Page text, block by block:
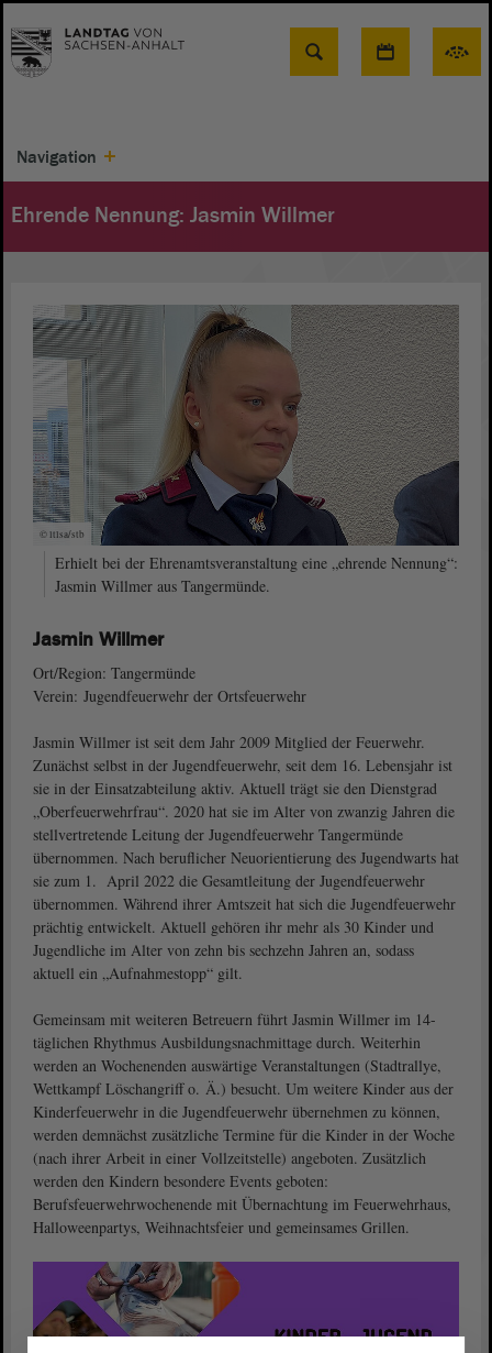
Suche
Navigation
Ehrende Nennung: Jasmin Willmer
© ltlsa/stb
Erhielt bei der Ehrenamtsveranstaltung eine „ehrende Nennung“:
Jasmin Willmer aus Tangermünde.
Jasmin Willmer
Ort/Region: Tangermünde
Verein: Jugendfeuerwehr der Ortsfeuerwehr
Jasmin Willmer ist seit dem Jahr 2009 Mitglied der Feuerwehr.
Zunächst selbst in der Jugendfeuerwehr, seit dem 16. Lebensjahr ist
sie in der Einsatzabteilung aktiv. Aktuell trägt sie den Dienstgrad
„Oberfeuerwehrfrau“. 2020 hat sie im Alter von zwanzig Jahren die
stellvertretende Leitung der Jugendfeuerwehr Tangermünde
übernommen. Nach beruflicher Neuorientierung des Jugendwarts hat
sie zum 1. April 2022 die Gesamtleitung der Jugendfeuerwehr
übernommen. Während ihrer Amtszeit hat sich die Jugendfeuerwehr
prächtig entwickelt. Aktuell gehören ihr mehr als 30 Kinder und
Jugendliche im Alter von zehn bis sechzehn Jahren an, sodass
aktuell ein „Aufnahmestopp“ gilt.
Gemeinsam mit weiteren Betreuern führt Jasmin Willmer im 14-
täglichen Rhythmus Ausbildungsnachmittage durch. Weiterhin
werden an Wochenenden auswärtige Veranstaltungen (Stadtrallye,
Wettkampf Löschangriff o. Ä.) besucht. Um weitere Kinder aus der
Kinderfeuerwehr in die Jugendfeuerwehr übernehmen zu können,
werden demnächst zusätzliche Termine für die Kinder in der Woche
(nach ihrer Arbeit in einer Vollzeitstelle) angeboten. Zusätzlich
werden den Kindern besondere Events geboten:
Berufsfeuerwehrwochenende mit Übernachtung im Feuerwehrhaus,
Halloweenpartys, Weihnachtsfeier und gemeinsames Grillen.